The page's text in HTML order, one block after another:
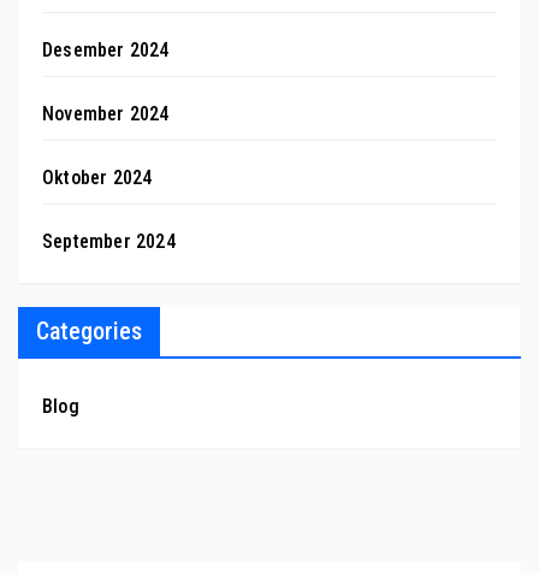
Desember 2024
November 2024
Oktober 2024
September 2024
Categories
Blog